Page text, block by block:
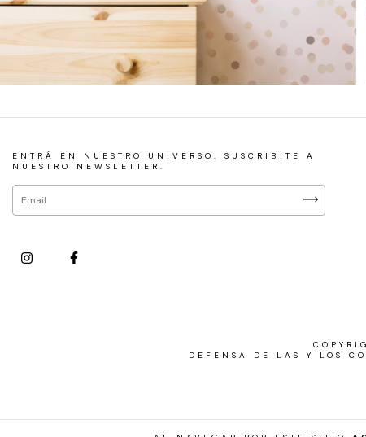
ENTRÁ EN NUESTRO UNIVERSO. SUSCRIBITE A
NUESTRO NEWSLETTER.
DEFENSA DE LAS Y LOS